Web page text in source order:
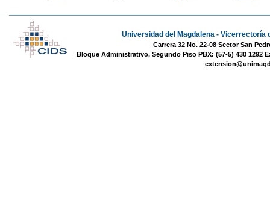
Universidad del Magdalena - Vicerrectoría
Carrera 32 No. 22-08 Sector San
Bloque Administrativo, Segundo Piso PBX: (57-5) 430 1292